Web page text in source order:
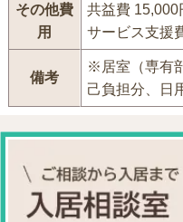
その他費
用
共益費 15,000
サービス支援
備考
※居室（専有
己負担分、日